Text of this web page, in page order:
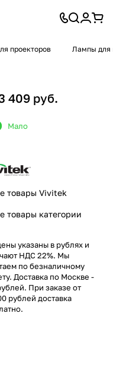
проекторов Лампы для
409 руб.
Мало
товары Vivitek
товары категории
указаны в рублях и
НДС 22%. Мы
по безналичному
Доставка по Москве -
При заказе от
рублей доставка